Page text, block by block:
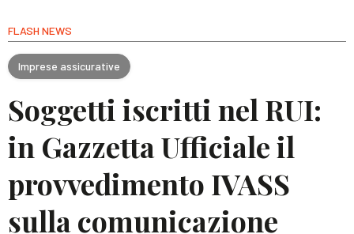
FLASH NEWS
Imprese assicurative
Soggetti iscritti nel RUI:
in Gazzetta Ufficiale il
provvedimento IVASS
sulla comunicazione